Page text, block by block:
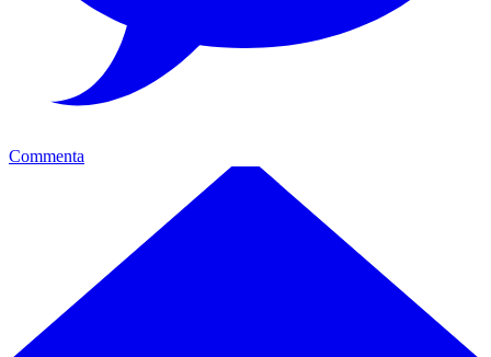
Commenta